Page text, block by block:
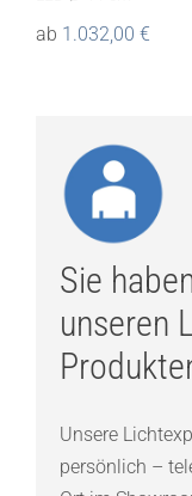
ab 1.032,00 €
Sie
unseren
Unsere
persönlich –